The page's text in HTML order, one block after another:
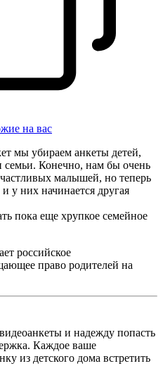
мы убираем анкеты детей,
Конечно, нам бы очень
малышей, но теперь
у них начинается другая
пока еще хрупкое семейное
российское
право родителей на
и надежду попасть
Каждое ваше
из детского дома встретить